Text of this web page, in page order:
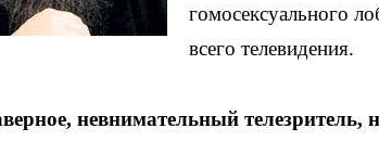
гомосексуального
всего телевидения.
невнимательный телезритель,